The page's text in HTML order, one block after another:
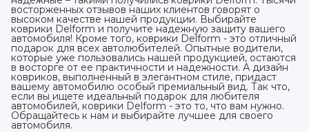
восторженных отзывов наших клиентов говорят о
высоком качестве нашей продукции. Выбирайте
коврики Delform и получите надежную защиту вашего
автомобиля! Кроме того, коврики Delform - это отличный
подарок для всех автолюбителей. Опытные водители,
которые уже пользовались нашей продукцией, остаются
в восторге от ее практичности и надежности. А дизайн
ковриков, выполненный в элегантном стиле, придаст
вашему автомобилю особый премиальный вид. Так что,
если вы ищете идеальный подарок для любителя
автомобилей, коврики Delform - это то, что вам нужно.
Обращайтесь к нам и выбирайте лучшее для своего
автомобиля.